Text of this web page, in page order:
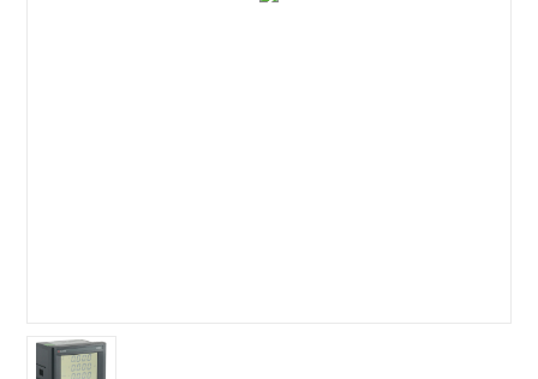
无线测温装置RS485接口最多可接60个互感器